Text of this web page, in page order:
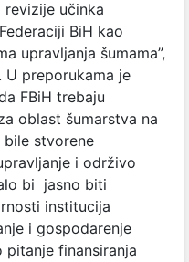
revizije učinka
BiH kao
upravljanja šumama”,
U preporukama je
FBiH trebaju
oblast šumarstva na
bile stvorene
i održivo
bi jasno biti
institucija
i gospodarenje
pitanje finansiranja